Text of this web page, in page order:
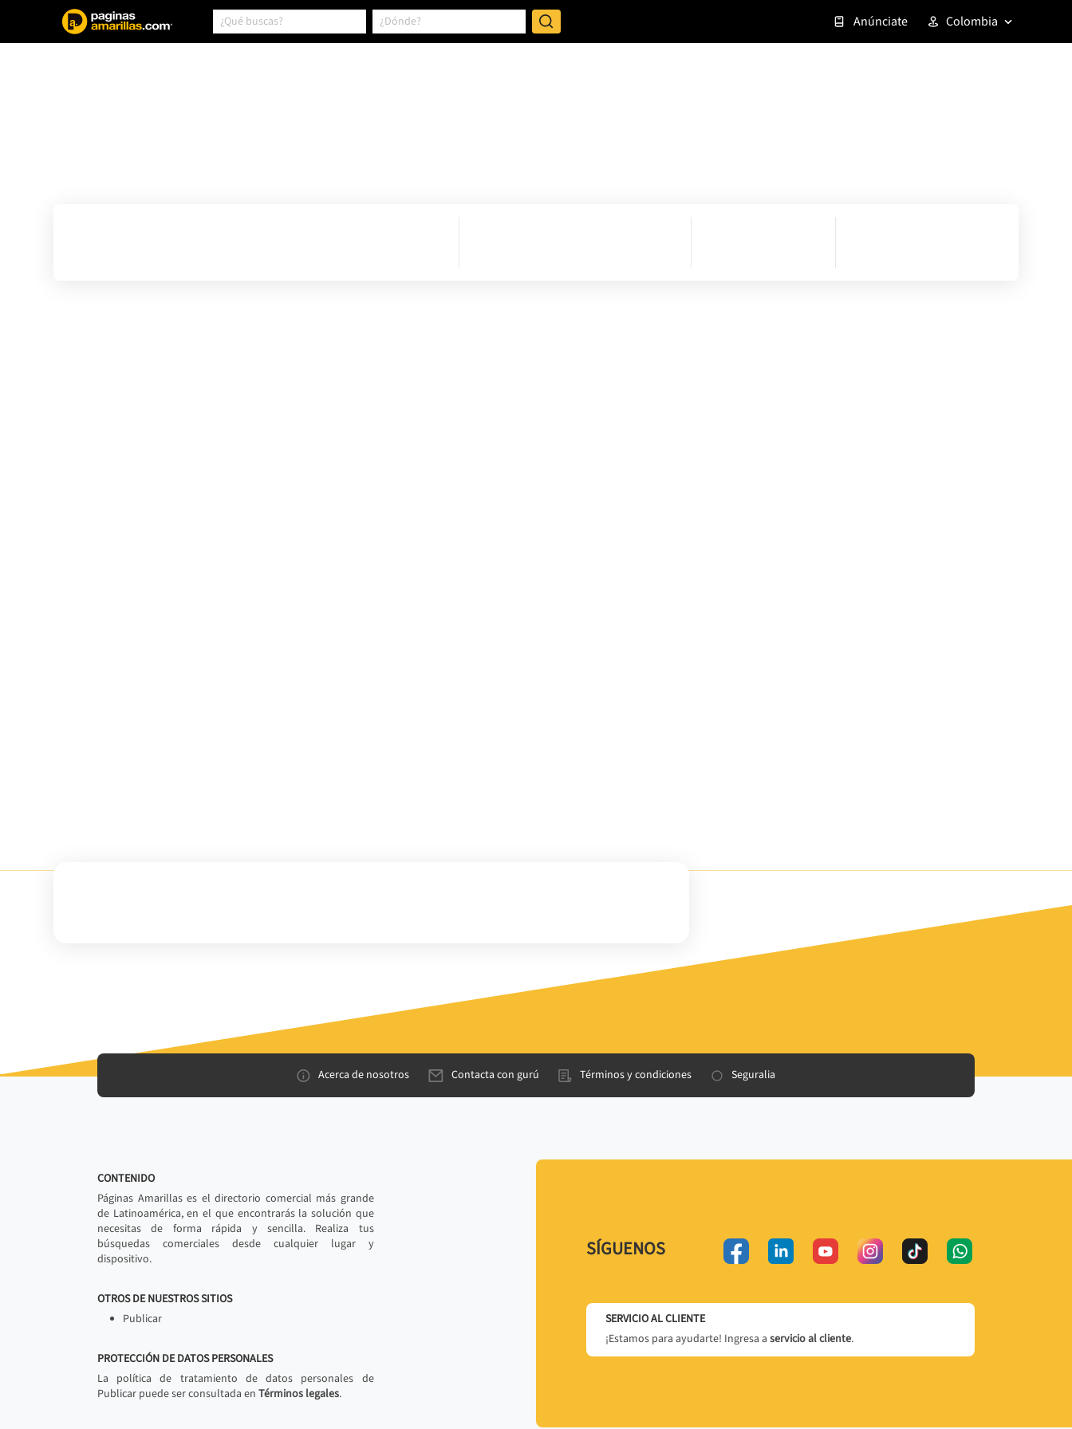
Anúnciate Colombia
Acerca de nosotros Contacta con gurú Términos y condiciones Seguralia
CONTENIDO
Páginas Amarillas es el directorio comercial más grande
de Latinoamérica, en el que encontrarás la solución que
necesitas de forma rápida y sencilla. Realiza tus
búsquedas comerciales desde cualquier lugar y
dispositivo.
OTROS DE NUESTROS SITIOS
Publicar
PROTECCIÓN DE DATOS PERSONALES
La política de tratamiento de datos personales de
Publicar puede ser consultada en Términos legales.
SÍGUENOS
SERVICIO AL CLIENTE
¡Estamos para ayudarte! Ingresa a servicio al cliente.